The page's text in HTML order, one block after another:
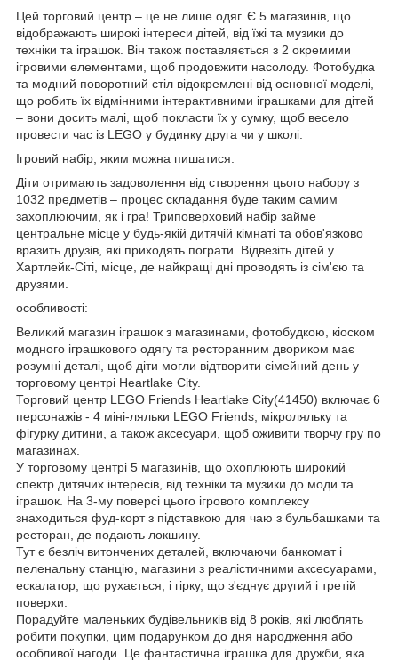
Цей торговий центр – це не лише одяг. Є 5 магазинів, що
відображають широкі інтереси дітей, від їжі та музики до
техніки та іграшок. Він також поставляється з 2 окремими
ігровими елементами, щоб продовжити насолоду. Фотобудка
та модний поворотний стіл відокремлені від основної моделі,
що робить їх відмінними інтерактивними іграшками для дітей
– вони досить малі, щоб покласти їх у сумку, щоб весело
провести час із LEGO у будинку друга чи у школі.
Ігровий набір, яким можна пишатися.
Діти отримають задоволення від створення цього набору з
1032 предметів – процес складання буде таким самим
захоплюючим, як і гра! Триповерховий набір займе
центральне місце у будь-якій дитячій кімнаті та обов'язково
вразить друзів, які приходять пограти. Відвезіть дітей у
Хартлейк-Сіті, місце, де найкращі дні проводять із сім'єю та
друзями.
особливості:
Великий магазин іграшок з магазинами, фотобудкою, кіоском
модного іграшкового одягу та ресторанним двориком має
розумні деталі, щоб діти могли відтворити сімейний день у
торговому центрі Heartlake City.
Торговий центр LEGO Friends Heartlake City(41450) включає 6
персонажів - 4 міні-ляльки LEGO Friends, мікроляльку та
фігурку дитини, а також аксесуари, щоб оживити творчу гру по
магазинах.
У торговому центрі 5 магазинів, що охоплюють широкий
спектр дитячих інтересів, від техніки та музики до моди та
іграшок. На 3-му поверсі цього ігрового комплексу
знаходиться фуд-корт з підставкою для чаю з бульбашками та
ресторан, де подають локшину.
Тут є безліч витончених деталей, включаючи банкомат і
пеленальну станцію, магазини з реалістичними аксесуарами,
ескалатор, що рухається, і гірку, що з'єднує другий і третій
поверхи.
Порадуйте маленьких будівельників від 8 років, які люблять
робити покупки, цим подарунком до дня народження або
особливої нагоди. Це фантастична іграшка для дружби, яка